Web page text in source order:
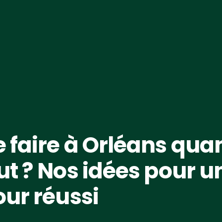
faire à Orléans
? Nos idées pour
réussi